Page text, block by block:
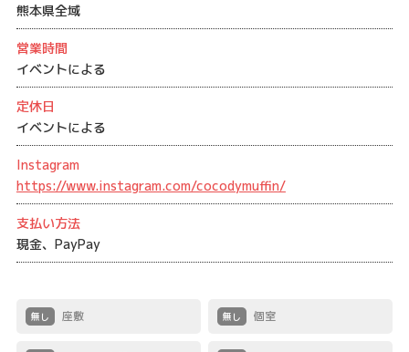
熊本県全域
営業時間
イベントによる
定休日
イベントによる
Instagram
https://www.instagram.com/cocodymuffin/
支払い方法
現金、PayPay
無し 座敷 無し 個室